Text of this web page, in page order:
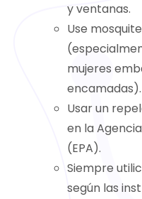
y ventanas.
Use
mujeres
encamadas).
Usar un
en la
(EPA).
Siempre
según las